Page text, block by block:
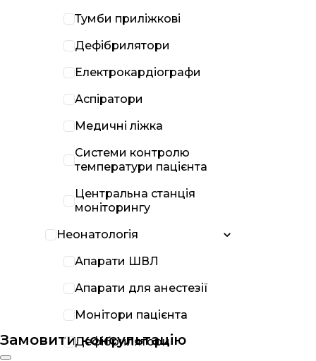
Замовити консультацію
Тумби приліжкові
Дефібрилятори
Електрокардіографи
Аспіратори
Медичні ліжка
Системи контролю
температури пацієнта
Центральна станція
моніторингу
Неонатологія
Апарати ШВЛ
Апарати для анестезії
Монітори пацієнта
Дефібрилятори